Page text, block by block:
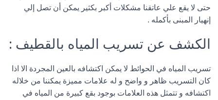
حتى لا يقع علي عاتقنا مشكلات أكبر بكثير يمكن أن تصل إلي
إنهيار المبنى بأكمله .
الكشف عن تسريب المياه بالقطيف :
تسريب المياه في الحوائط لا يمكن اكتشافه بالعين المجردة الا اذا
كان التسريب ظاهر و واضح و له علامات مميزة يمكننا من خلاله
اكتشافه و تتمثل هذه العلامات بوجود بقع كبيرة من المياه في